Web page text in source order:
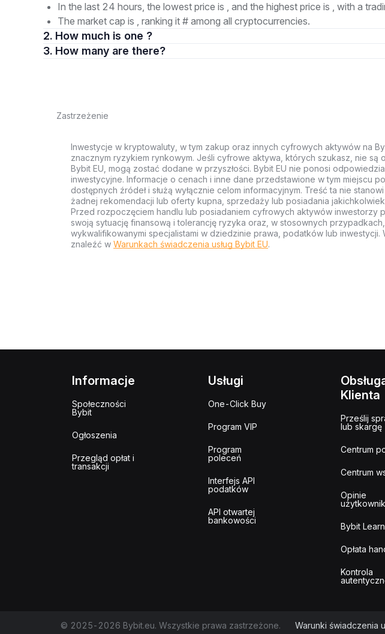
In the last 24 hours, the lowest price is , and the highest price is , with a
The market cap is , ranking it # among all cryptocurrencies.
2. How much is one ?
3. How many are there?
Zastrzeżenie
Inwestycje w kryptowaluty, w tym zakup oraz innych cyfrowych aktywów na
znacznym ryzykiem rynkowym. Jeśli cyfrowe aktywa, których szukasz, nie są
Bybit EU, mogą zostać dodane w przyszłości. Bybit EU nie ponosi
inwestycyjne. Informacje o cenach i inne dane przedstawione w tym miejscu
dostępnych źródeł i służą wyłącznie celom informacyjnym. Treść ta nie
żadnej rekomendacji lub oferty kupna, sprzedaży lub posiadania
Przed rozpoczęciem handlu lub posiadaniem cyfrowych aktywów inwestorzy
swoją sytuację finansową i tolerancję ryzyka oraz, w stosownych
wykwalifikowanymi specjalistami w dziedzinie prawa, podatków lub inwestycji.
znaleźć w Warunkach świadczenia usług Bybit EU.
Informacje
Społeczności
Bybit
Ogłoszenia
Przegląd opłat i
transakcji
Usługi
One-Click Buy
Program VIP
Program
poleceń
Interfejs API
podatków
API otwartej
bankowości
Klienta
Prześlij
lub skargę
Centrum
Centrum
Opinie
Bybit Learn
Opłata
Kontrola
© 2025-2026 Bybit.eu. Wszystkie prawa zastrzeżone. Warunki świadczenia